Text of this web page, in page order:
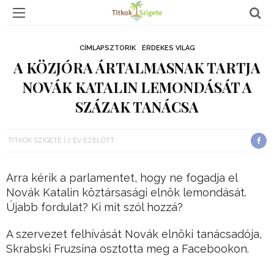
CÍMLAPSZTORIK ÉRDEKES VILÁG
A KÖZJÓRA ÁRTALMASNAK TARTJA
NOVÁK KATALIN LEMONDÁSÁT A
SZÁZAK TANÁCSA
TITKOK SZIGETE 2 ÉV EZELŐTT
Arra kérik a parlamentet, hogy ne fogadja el
Novák Katalin köztársasági elnök lemondását.
Újabb fordulat? Ki mit szól hozzá?
A szervezet felhívását Novák elnöki tanácsadója,
Skrabski Fruzsina osztotta meg a Facebookon.